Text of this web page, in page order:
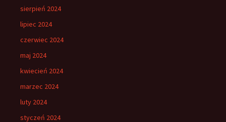
sierpień 2024
lipiec 2024
czerwiec 2024
maj 2024
kwiecień 2024
marzec 2024
luty 2024
styczeń 2024